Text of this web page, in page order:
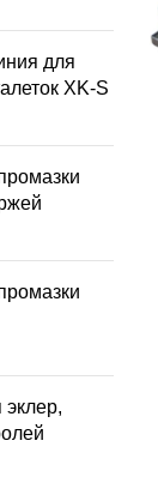
для
XK-S